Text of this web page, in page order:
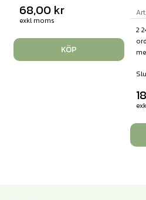
68,00 kr
exkl moms
KÖP
2